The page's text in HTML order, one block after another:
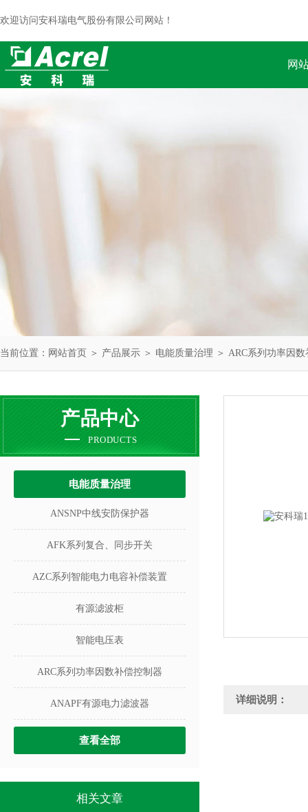
欢迎访问安科瑞电气股份有限公司网站！
网
当前位置： 网站首页 ＞ 产品展示 ＞ 电能质量治理 ＞ ARC系列功率因
产品中心
PRODUCTS
电能质量治理
ANSNP中线安防保护器
AFK系列复合、同步开关
AZC系列智能电力电容补偿装置
有源滤波柜
智能电压表
ARC系列功率因数补偿控制器
ANAPF有源电力滤波器
查看全部
相关文章
详细说明：